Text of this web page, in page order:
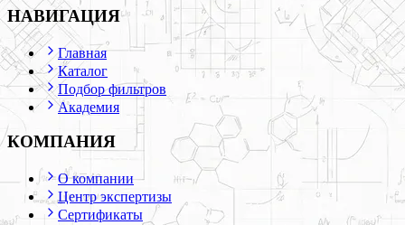
НАВИГАЦИЯ
Главная
Каталог
Подбор фильтров
Академия
КОМПАНИЯ
О компании
Центр экспертизы
Сертификаты